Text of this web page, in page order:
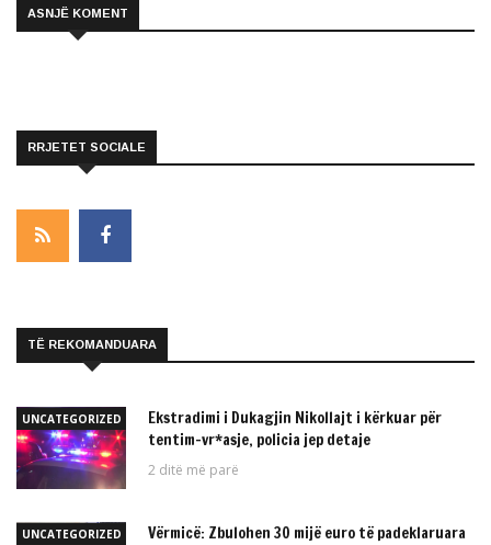
ASNJË KOMENT
RRJETET SOCIALE
TË REKOMANDUARA
UNCATEGORIZED
Ekstradimi i Dukagjin Nikollajt i kërkuar për
tentim-vr*asje, policia jep detaje
2 ditë më parë
UNCATEGORIZED Vërmicë: Zbulohen 30 mijë euro të padeklaruara